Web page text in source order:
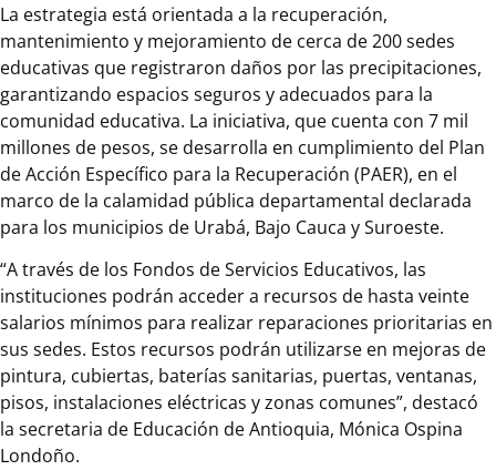
La estrategia está orientada a la recuperación,
mantenimiento y mejoramiento de cerca de 200 sedes
educativas que registraron daños por las precipitaciones,
garantizando espacios seguros y adecuados para la
comunidad educativa. La iniciativa, que cuenta con 7 mil
millones de pesos, se desarrolla en cumplimiento del Plan
de Acción Específico para la Recuperación (PAER), en el
marco de la calamidad pública departamental declarada
para los municipios de Urabá, Bajo Cauca y Suroeste.
“A través de los Fondos de Servicios Educativos, las
instituciones podrán acceder a recursos de hasta veinte
salarios mínimos para realizar reparaciones prioritarias en
sus sedes. Estos recursos podrán utilizarse en mejoras de
pintura, cubiertas, baterías sanitarias, puertas, ventanas,
pisos, instalaciones eléctricas y zonas comunes”, destacó
la secretaria de Educación de Antioquia, Mónica Ospina
Londoño.